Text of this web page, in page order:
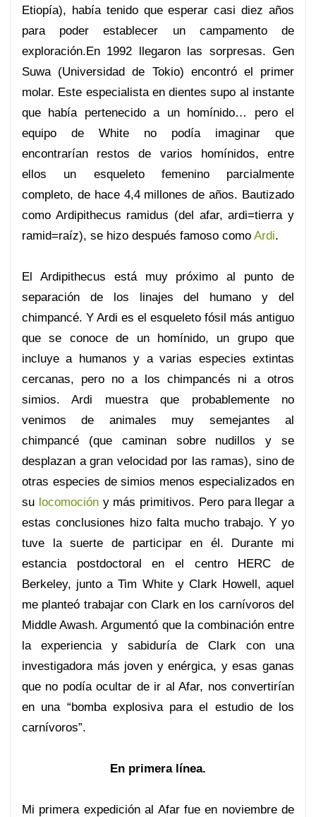
Etiopía), había tenido que esperar casi diez años
para poder establecer un campamento de
exploración.En 1992 llegaron las sorpresas. Gen
Suwa (Universidad de Tokio) encontró el primer
molar. Este especialista en dientes supo al instante
que había pertenecido a un homínido… pero el
equipo de White no podía imaginar que
encontrarían restos de varios homínidos, entre
ellos un esqueleto femenino parcialmente
completo, de hace 4,4 millones de años. Bautizado
como Ardipithecus ramidus (del afar, ardi=tierra y
ramid=raíz), se hizo después famoso como Ardi.
El Ardipithecus está muy próximo al punto de
separación de los linajes del humano y del
chimpancé. Y Ardi es el esqueleto fósil más antiguo
que se conoce de un homínido, un grupo que
incluye a humanos y a varias especies extintas
cercanas, pero no a los chimpancés ni a otros
simios. Ardi muestra que probablemente no
venimos de animales muy semejantes al
chimpancé (que caminan sobre nudillos y se
desplazan a gran velocidad por las ramas), sino de
otras especies de simios menos especializados en
su locomocióny más primitivos. Pero para llegar a
estas conclusiones hizo falta mucho trabajo. Y yo
tuve la suerte de participar en él. Durante mi
estancia postdoctoral en el centro HERC de
Berkeley, junto a Tim White y Clark Howell, aquel
me planteó trabajar con Clark en los carnívoros del
Middle Awash. Argumentó que la combinación entre
la experiencia y sabiduría de Clark con una
investigadora más joven y enérgica, y esas ganas
que no podía ocultar de ir al Afar, nos convertirían
en una “bomba explosiva para el estudio de los
carnívoros”.
.
En primera línea.
.
Mi primera expedición al Afar fue en noviembre de